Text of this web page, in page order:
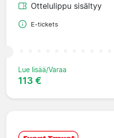
Ottelulippu sisältyy
E-tickets
Lue lisää/Varaa
113 €